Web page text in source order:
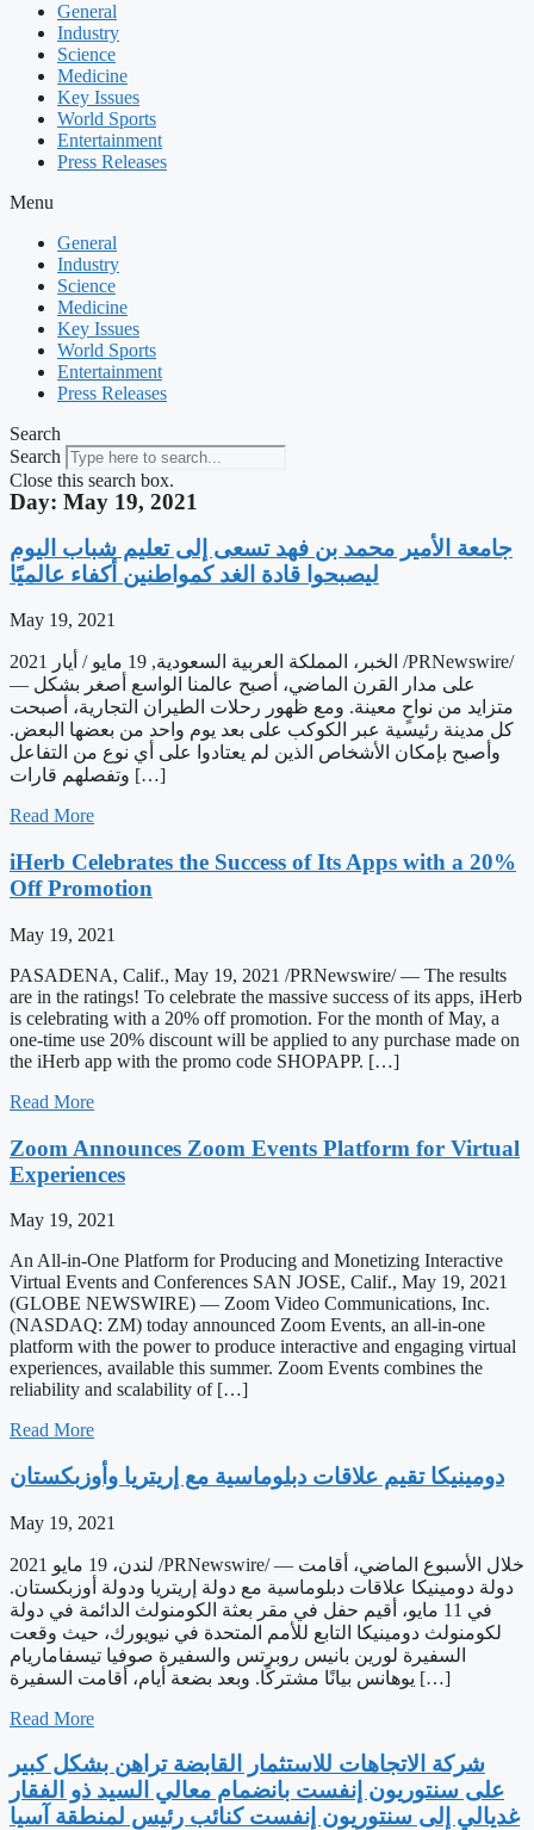
General
Industry
Science
Medicine
Key Issues
World Sports
Entertainment
Press Releases
Menu
General
Industry
Science
Medicine
Key Issues
World Sports
Entertainment
Press Releases
Search
Search
Close this search box.
Day: May 19, 2021
‫جامعة الأمير محمد بن فهد تسعى إلى تعليم شباب اليوم
ليصبحوا قادة الغد كمواطنين أكفاء عالميًا
May 19, 2021
الخبر، المملكة العربية السعودية, 19 مايو / أيار 2021 /PRNewswire/
— على مدار القرن الماضي، أصبح عالمنا الواسع أصغر بشكل
متزايد من نواحٍ معينة. ومع ظهور رحلات الطيران التجارية، أصبحت
كل مدينة رئيسية عبر الكوكب على بعد يوم واحد من بعضها البعض.
وأصبح بإمكان الأشخاص الذين لم يعتادوا على أي نوع من التفاعل
وتفصلهم قارات […]
Read More
iHerb Celebrates the Success of Its Apps with a 20%
Off Promotion
May 19, 2021
PASADENA, Calif., May 19, 2021 /PRNewswire/ — The results
are in the ratings! To celebrate the massive success of its apps, iHerb
is celebrating with a 20% off promotion. For the month of May, a
one-time use 20% discount will be applied to any purchase made on
the iHerb app with the promo code SHOPAPP. […]
Read More
Zoom Announces Zoom Events Platform for Virtual
Experiences
May 19, 2021
An All-in-One Platform for Producing and Monetizing Interactive
Virtual Events and Conferences SAN JOSE, Calif., May 19, 2021
(GLOBE NEWSWIRE) — Zoom Video Communications, Inc.
(NASDAQ: ZM) today announced Zoom Events, an all-in-one
platform with the power to produce interactive and engaging virtual
experiences, available this summer. Zoom Events combines the
reliability and scalability of […]
Read More
دومينيكا تقيم علاقات دبلوماسية مع إريتريا وأوزبكستان
May 19, 2021
لندن، 19 مايو 2021 /PRNewswire/ — خلال الأسبوع الماضي، أقامت
دولة دومينيكا علاقات دبلوماسية مع دولة إريتريا ودولة أوزبكستان.
في 11 مايو، أقيم حفل في مقر بعثة الكومنولث الدائمة في دولة
لكومنولث دومينيكا التابع للأمم المتحدة في نيويورك، حيث وقعت
السفيرة لورين بانيس روبرتس والسفيرة صوفيا تيسفاماريام
يوهانس بيانًا مشتركًا. وبعد بضعة أيام، أقامت السفيرة […]
Read More
شركة الاتجاهات للاستثمار القابضة تراهن بشكل كبير
على سنتوريون إنفست بانضمام معالي السيد ذو الفقار
غديالي إلى سنتوريون إنفست كنائب رئيس لمنطقة آسيا